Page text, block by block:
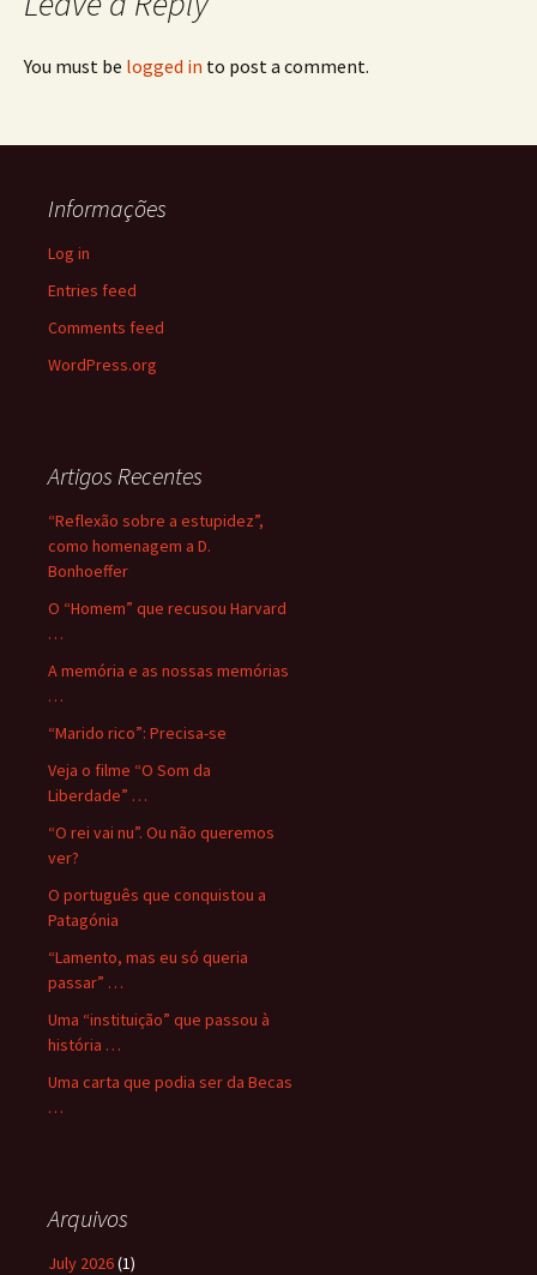
You must be logged in to post a comment.
Informações
Log in
Entries feed
Comments feed
WordPress.org
Artigos Recentes
“Reflexão sobre a estupidez”,
como homenagem a D.
Bonhoeffer
O “Homem” que recusou Harvard
…
A memória e as nossas memórias
…
“Marido rico”: Precisa-se
Veja o filme “O Som da
Liberdade” …
“O rei vai nu”. Ou não queremos
ver?
O português que conquistou a
Patagónia
“Lamento, mas eu só queria
passar” …
Uma “instituição” que passou à
história …
Uma carta que podia ser da Becas
…
Arquivos
July 2026(1)